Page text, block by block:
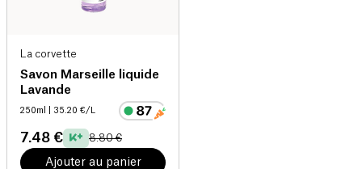
La corvette
Savon Marseille liquide
Lavande
250ml | 35.20 €/L
7.48 € 8.80 €
Ajouter au panier